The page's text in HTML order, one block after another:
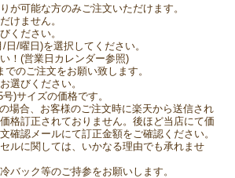
が可能な方のみご注文いただけます。
けません。
ください。
日/曜日)を選択してください。
！(営業日カレンダー参照)
のご注文をお願い致します。
選びください。
)サイズの価格です。
場合、お客様のご注文時に楽天から送信され
格訂正されておりません。後ほど当店にて価
確認メールにて訂正金額をご確認ください。
ルに関しては、いかなる理由でも承れませ
バック等のご持参をお願いします。